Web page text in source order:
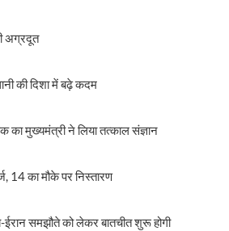
अग्रदूत
की दिशा में बढ़े कदम
का मुख्यमंत्री ने लिया तत्काल संज्ञान
14 का मौके पर निस्तारण
समझौते को लेकर बातचीत शुरू होगी